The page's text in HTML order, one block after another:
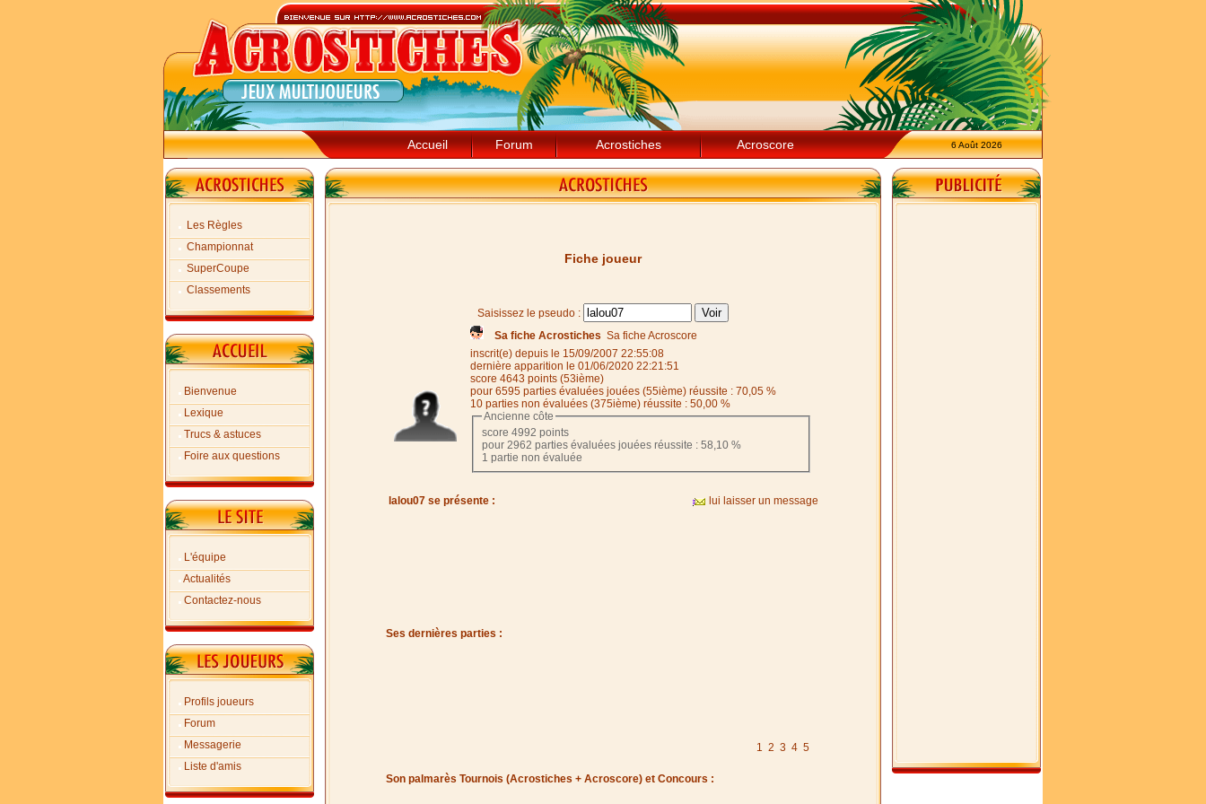
Accueil Forum Acrostiches Acroscore 6 Août 2026
Les Règles
Championnat
SuperCoupe
Classements
Bienvenue
Lexique
Trucs & astuces
Foire aux questions
L'équipe
Actualités
Contactez-nous
Profils joueurs
Forum
Messagerie
Liste d'amis
Fiche joueur
Saisissez le pseudo :
Sa fiche Acrostiches Sa fiche Acroscore
inscrit(e) depuis le 15/09/2007 22:55:08
dernière apparition le 01/06/2020 22:21:51
score 4643 points (53ième)
pour 6595 parties évaluées jouées (55ième) réussite : 70,05 %
10 parties non évaluées (375ième) réussite : 50,00 %
Ancienne côte
score 4992 points
pour 2962 parties évaluées jouées réussite : 58,10 %
1 partie non évaluée
lalou07 se présente : lui laisser un message
Ses dernières parties :
1 2 3 4 5
Son palmarès Tournois (Acrostiches + Acroscore) et Concours :